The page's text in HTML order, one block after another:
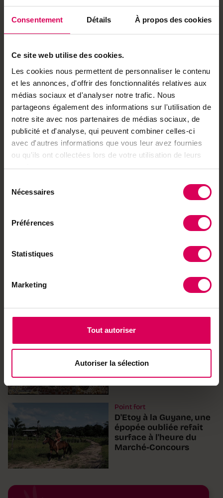
Consentement Détails À propos des cookies
Ce site web utilise des cookies.
Les cookies nous permettent de personnaliser le contenu
et les annonces, d'offrir des fonctionnalités relatives aux
médias sociaux et d'analyser notre trafic. Nous
partageons également des informations sur l'utilisation de
notre site avec nos partenaires de médias sociaux, de
publicité et d'analyse, qui peuvent combiner celles-ci
avec d'autres informations que vous leur avez fournies
ou qu'ils ont collectées lors de votre utilisation de leurs
services.
Nécessaires
Préférences
Statistiques
Marketing
Tout autoriser
Autoriser la sélection
Achetez local sur
notre boutique
Découvrez les produits
Ça pourrait vous intéresser
Balades
Balade vers une
forteresse de roche sur
les hauteurs de Verbier
Un inventeur biennois
primé à Paris pour son
En images
L'eau, source
d'inspiration pour l'art
aborigène
Point fort
D'Etoy à la Guyane, une
épopée oubliée refait
surface à l'heure du
Marché-Concours